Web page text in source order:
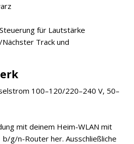
für Lautstärke
Track und
100–120/220–240 V, 50–
mit deinem Heim-WLAN mit
g/n-Router her. Ausschließliche